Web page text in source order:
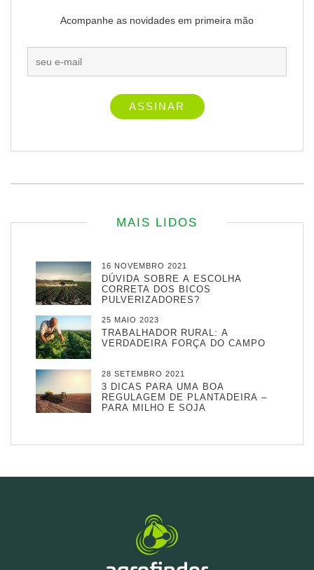
Acompanhe as novidades em primeira mão
MAIS LIDOS
16 NOVEMBRO 2021
DÚVIDA SOBRE A ESCOLHA
CORRETA DOS BICOS
PULVERIZADORES?
25 MAIO 2023
TRABALHADOR RURAL: A
VERDADEIRA FORÇA DO CAMPO
28 SETEMBRO 2021
3 DICAS PARA UMA BOA
REGULAGEM DE PLANTADEIRA –
PARA MILHO E SOJA